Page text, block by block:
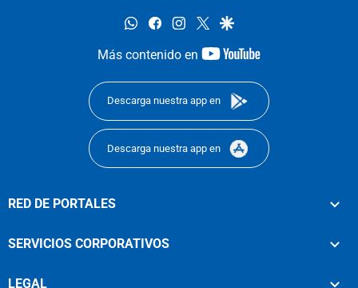
whatsappfacebookinstagram
twittergoogle
Más contenido en
youtube-
Descarga nuestra app en
Descarga nuestra app en
RED DE PORTALES
SERVICIOS CORPORATIVOS
LEGAL